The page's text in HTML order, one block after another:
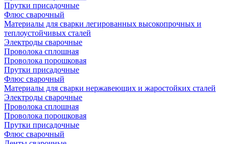
Прутки присадочные
Флюс сварочный
Материалы для сварки легированных высокопрочных и
теплоустойчивых сталей
Электроды сварочные
Проволока сплошная
Проволока порошковая
Прутки присадочные
Флюс сварочный
Материалы для сварки нержавеющих и жаростойких сталей
Электроды сварочные
Проволока сплошная
Проволока порошковая
Прутки присадочные
Флюс сварочный